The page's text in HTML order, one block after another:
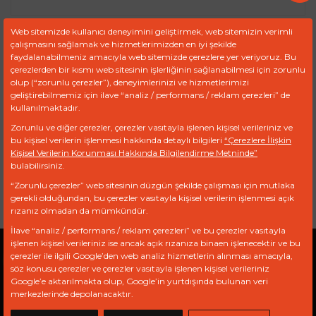
Ürün Kodu :FDR 9192/8
TEKLIF TALEP FORMU
Ref Marka Model Motor
Gizlilik Politikası Açık Rıza Beyanı KVKK
Web sitemizde kullanıcı deneyimini geliştirmek, web sitemizin verimli
çalışmasını sağlamak ve hizmetlerimizden en iyi şekilde
faydalanabilmeniz amacıyla web sitemizde çerezlere yer veriyoruz. Bu
çerezlerden bir kısmı web sitesinin işlerliğinin sağlanabilmesi için zorunlu
olup (“zorunlu çerezler”), deneyimlerinizi ve hizmetlerimizi
geliştirebilmemiz için ilave “analiz / performans / reklam çerezleri” de
kullanılmaktadır.
Zorunlu ve diğer çerezler, çerezler vasıtayla işlenen kişisel verileriniz ve
bu kişisel verilerin işlenmesi hakkında detaylı bilgileri “Çerezlere İlişkin
Kişisel Verilerin Korunması Hakkında Bilgilendirme Metninde”
bulabilirsiniz.
“Zorunlu çerezler” web sitesinin düzgün şekilde çalışması için mutlaka
gerekli olduğundan, bu çerezler vasıtayla kişisel verilerin işlenmesi açık
rızanız olmadan da mümkündür.
İlave “analiz / performans / reklam çerezleri” ve bu çerezler vasıtayla
işlenen kişisel verileriniz ise ancak açık rızanıza binaen işlenecektir ve bu
çerezler ile ilgili Google’den web analiz hizmetlerin alınması amacıyla,
söz konusu çerezler ve çerezler vasıtayla işlenen kişisel verileriniz
Google’e aktarılmakta olup, Google’in yurtdışında bulunan veri
merkezlerinde depolanacaktır.